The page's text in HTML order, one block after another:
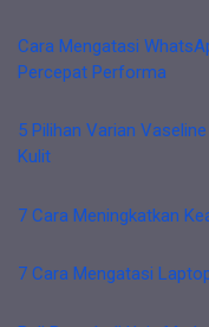
Cara Mengatasi
Percepat Performa
5 Pilihan Varian
Kulit
7 Cara Meningkatkan
7 Cara Mengatasi